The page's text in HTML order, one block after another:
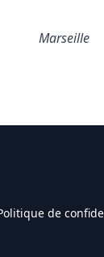
Marseille
de